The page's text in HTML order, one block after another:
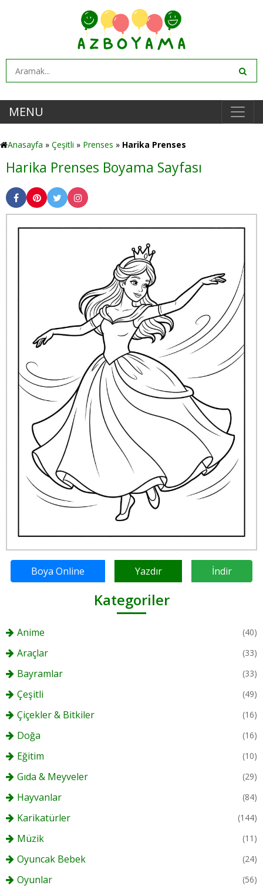
MENU
Anasayfa » Çeşitli » Prenses » Harika Prenses
Harika Prenses Boyama Sayfası
Boya Online Yazdır İndir
Kategoriler
Anime (40)
Araçlar (33)
Bayramlar (33)
Çeşitli (49)
Çiçekler & Bitkiler (16)
Doğa (16)
Eğitim (10)
Gıda & Meyveler (29)
Hayvanlar (84)
Karikatürler (144)
Müzik (11)
Oyuncak Bebek (24)
Oyunlar (56)